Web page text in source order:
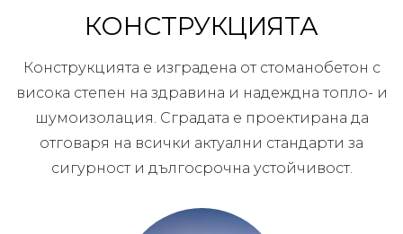
КОНСТРУКЦИЯТА
Конструкцията е изградена от стоманобетон с
висока степен на здравина и надеждна топло- и
шумоизолация. Сградата е проектирана да
отговаря на всички актуални стандарти за
сигурност и дългосрочна устойчивост.